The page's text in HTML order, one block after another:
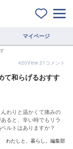
マイページ
420View 21 コメント
て和らげるおすす
わりと温かくて痛みの
ると、辛い時でもリラ
ルトはありますか？
わたしと、暮らし。編集部